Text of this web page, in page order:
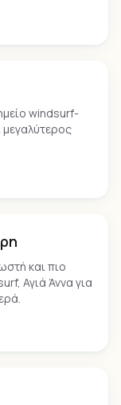
windsurf-
μεγαλύτερος
και πιο
Αγιά Άννα για